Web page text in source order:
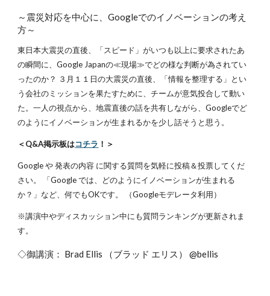
～震災対応を中心に、Googleでのイノベーションの考え
方～
東日本大震災の直後、「スピード」がいつも以上に要求されたあ
の瞬間に、Google Japanの≪現場≫でどの様な判断が為されてい
ったのか？ ３月１１日の大震災の直後、「情報を整理する」とい
う会社のミッションを果たすために、チームが意気投合して動い
た。一人の視点から、地震直後の話を共有しながら、Googleでど
のようにイノベーションが生まれるかを少し話そうと思う。
＜Q&A掲示板はコチラ ！＞
Google や 発表の内容 に関する質問を気軽に投稿＆投票してくだ
さい。 「Google では、どのようにイノベーションが生まれる
か？」など、何でもOKです。 （Googleモデレータ利用）
※講演中やディスカッション中にも質問ランキングが更新されま
す。
◇御講演： Brad Ellis （ブラッド エリス） @bellis